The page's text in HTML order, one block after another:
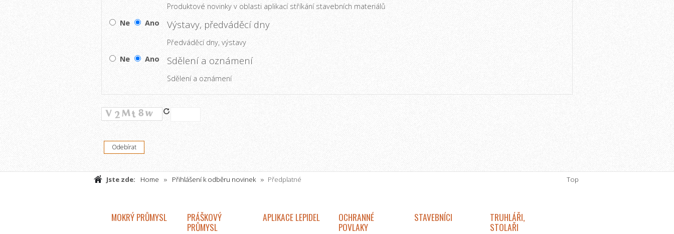
Produktové novinky v oblasti aplikací stříkání stavebních materiálů
Ne
Ano Výstavy, předváděcí dny
Předváděcí dny, výstavy
Ne
Ano Sdělení a oznámení
Sdělení a oznámení
Jste zde: Home Přihlášení k odběru novinek Předplatné Top
MOKRÝ PRŮMYSL PRÁŠKOVÝ
PRŮMYSL
APLIKACE LEPIDEL OCHRANNÉ
POVLAKY
STAVEBNÍCI TRUHLÁŘI,
STOLAŘI